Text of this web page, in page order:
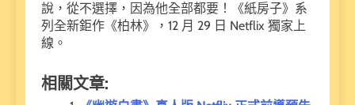
說，從不選擇，因為他全部都要！《紙房子》系
列全新鉅作《柏林》，12 月 29 日 Netflix 獨家上
線。
相關文章: